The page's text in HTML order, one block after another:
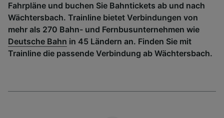
Fahrpläne und buchen Sie Bahntickets ab und nach
Wächtersbach. Trainline bietet Verbindungen von
mehr als 270 Bahn- und Fernbusunternehmen wie
Deutsche Bahn in 45 Ländern an. Finden Sie mit
Trainline die passende Verbindung ab Wächtersbach.